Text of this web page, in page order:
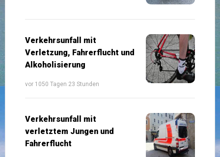
Verkehrsunfall mit
Verletzung, Fahrerflucht und
Alkoholisierung
vor 1050 Tagen 23 Stunden
Verkehrsunfall mit
verletztem Jungen und
Fahrerflucht